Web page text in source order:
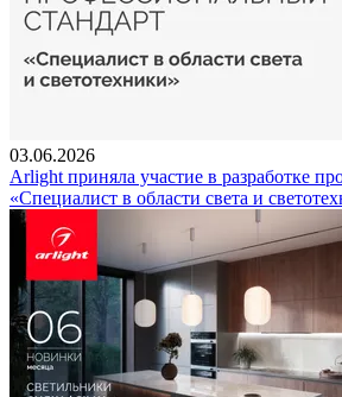
03.06.2026
Arlight приняла участие в разработке
«Специалист в области света и